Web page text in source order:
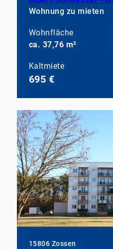
Wohnung zu mieten
Wohnfläche
ca. 37,76 m²
Kaltmiete
695 €
15806 Zossen